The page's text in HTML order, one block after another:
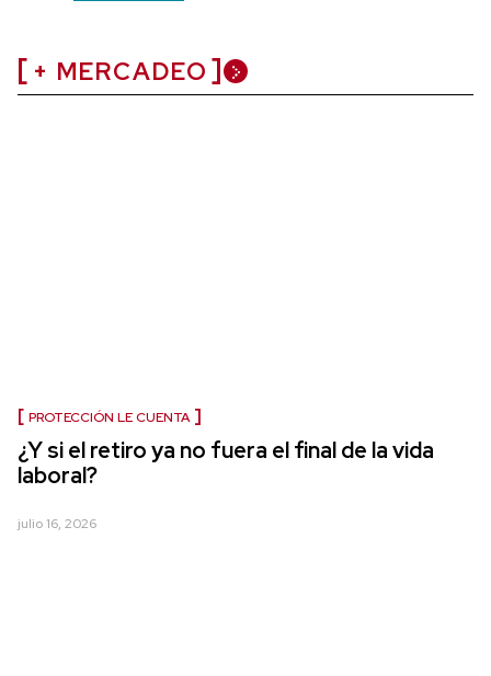
+ MERCADEO
PROTECCIÓN LE CUENTA
¿Y si el retiro ya no fuera el final de la vida
laboral?
julio 16, 2026